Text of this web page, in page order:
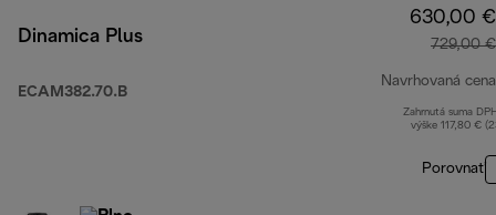
Dinamica Plus
ECAM382.70.B
630,00 €
729,00 €
Navrhovaná cena
Zahrnutá suma
výške 117,80 €
Porovnať